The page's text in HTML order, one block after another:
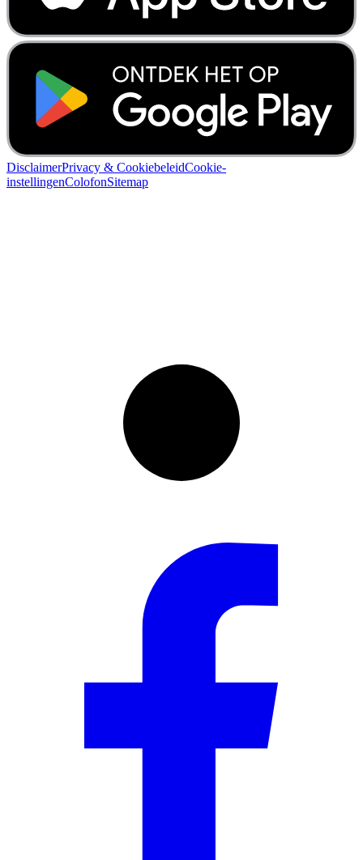
DisclaimerPrivacy & CookiebeleidCookie-
instellingenColofonSitemap